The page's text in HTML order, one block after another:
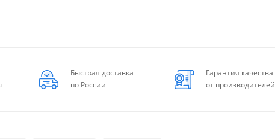
Быстрая доставка
по России
Гарантия качества
от производителей